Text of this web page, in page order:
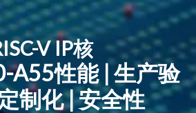
V IP核
A55性能 | 生产验
制化 | 安全性